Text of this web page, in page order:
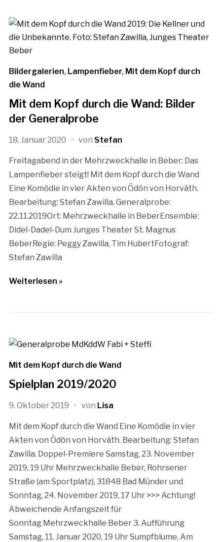
Bildergalerien, Lampenfieber, Mit dem Kopf durch
die Wand
Mit dem Kopf durch die Wand: Bilder
der Generalprobe
18. Januar 2020 von Stefan
Freitagabend in der Mehrzweckhalle in Beber: Das
Lampenfieber steigt! Mit dem Kopf durch die Wand
Eine Komödie in vier Akten von Ödön von Horváth.
Bearbeitung: Stefan Zawilla. Generalprobe:
22.11.2019Ort: Mehrzweckhalle in BeberEnsemble:
Didel-Dadel-Dum Junges Theater St. Magnus
BeberRegie: Peggy Zawilla, Tim HubertFotograf:
Stefan Zawilla
Weiterlesen »
Mit dem Kopf durch die Wand
Spielplan 2019/2020
9. Oktober 2019 von Lisa
Mit dem Kopf durch die Wand Eine Komödie in vier
Akten von Ödön von Horváth. Bearbeitung: Stefan
Zawilla. Doppel-Premiere Samstag, 23. November
2019, 19 Uhr Mehrzweckhalle Beber, Rohrsener
Straße (am Sportplatz), 31848 Bad Münder und
Sonntag, 24. November 2019, 17 Uhr >>> Achtung!
Abweichende Anfangszeit für
Sonntag Mehrzweckhalle Beber 3. Aufführung
Samstag, 11. Januar 2020, 19 Uhr Sumpfblume, Am